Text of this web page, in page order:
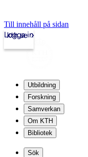
Till innehåll på sidan
kth.se
Logga in
Utbildning
Forskning
Samverkan
Om KTH
Bibliotek
Sök